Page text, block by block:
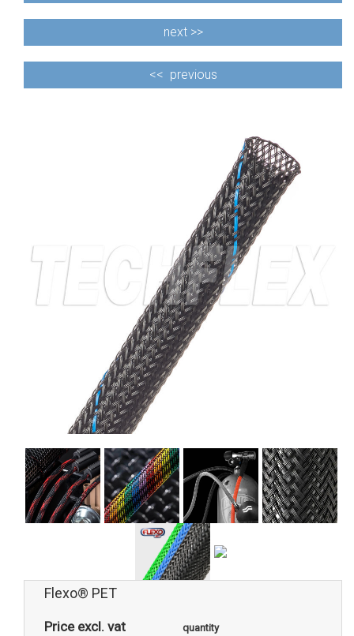
next >>
<< previous
Flexo® PET
Price excl. vat quantity